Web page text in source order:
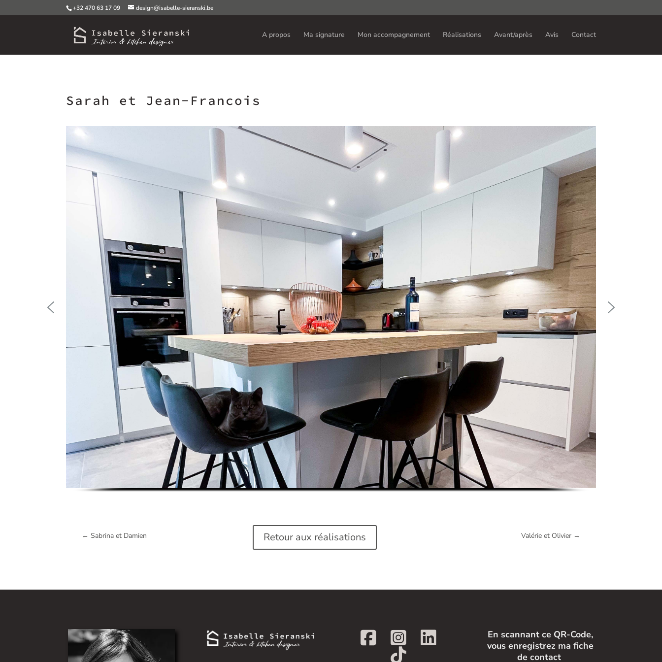
+32 470 63 17 09 design@isabelle-sieranski.be
A propos Ma signature Mon accompagnement Réalisations Avant/après Avis Contact
Sarah et Jean-Francois
← Sabrina et Damien Retour aux réalisations Valérie et Olivier→
En scannant ce QR-Code,
vous enregistrez ma fiche
de contact